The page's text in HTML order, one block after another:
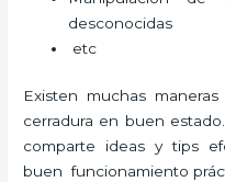
desconocidas
etc
Existen muchas
cerradura en buen
comparte ideas y tips
buen funcionamiento